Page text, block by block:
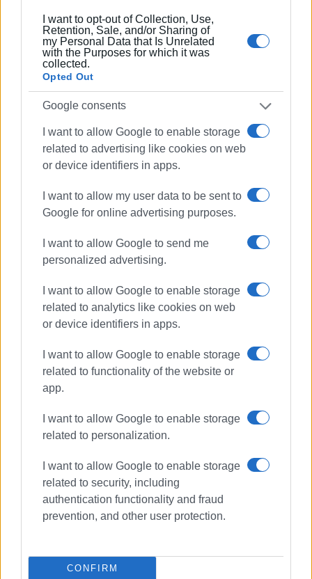
I want to opt-out of Collection, Use,
Retention, Sale, and/or Sharing of
my Personal Data that Is Unrelated
with the Purposes for which it was
collected.
Opted Out
Google consents
I want to allow Google to enable storage
related to advertising like cookies on web
or device identifiers in apps.
I want to allow my user data to be sent to
Google for online advertising purposes.
I want to allow Google to send me
personalized advertising.
I want to allow Google to enable storage
related to analytics like cookies on web
or device identifiers in apps.
I want to allow Google to enable storage
related to functionality of the website or
app.
I want to allow Google to enable storage
related to personalization.
I want to allow Google to enable storage
related to security, including
authentication functionality and fraud
prevention, and other user protection.
CONFIRM
ΣΧΕΤΙΚA AΡΘΡΑ